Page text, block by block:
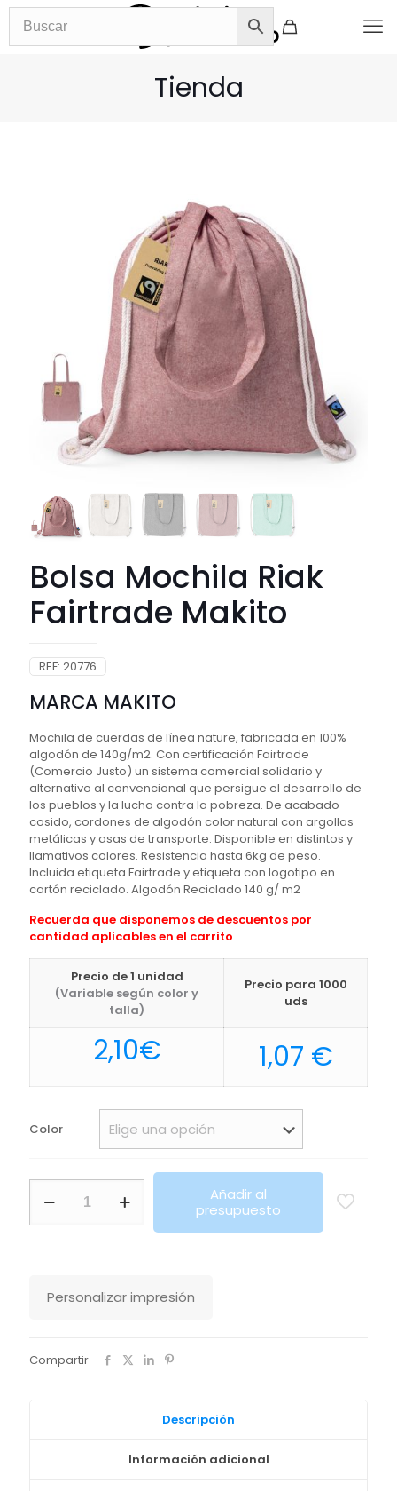
Tienda
Bolsa Mochila Riak
Fairtrade Makito
REF: 20776
MARCA MAKITO
Mochila de cuerdas de línea nature, fabricada en 100%
algodón de 140g/m2. Con certificación Fairtrade
(Comercio Justo) un sistema comercial solidario y
alternativo al convencional que persigue el desarrollo de
los pueblos y la lucha contra la pobreza. De acabado
cosido, cordones de algodón color natural con argollas
metálicas y asas de transporte. Disponible en distintos y
llamativos colores. Resistencia hasta 6kg de peso.
Incluida etiqueta Fairtrade y etiqueta con logotipo en
cartón reciclado. Algodón Reciclado 140 g/ m2
Recuerda que disponemos de descuentos por
cantidad aplicables en el carrito
Precio de 1 unidad
(Variable según color y
talla)
Precio para 1000
uds
2,10€ 1,07 €
Color
Mochila
Riak
Añadir al
presupuesto
Personalizar impresión
Compartir
Descripción
Información adicional